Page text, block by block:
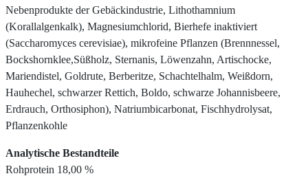
Nebenprodukte der Gebäckindustrie, Lithothamnium
(Korallalgenkalk), Magnesiumchlorid, Bierhefe inaktiviert
(Saccharomyces cerevisiae), mikrofeine Pflanzen (Brennnessel,
Bockshornklee,Süßholz, Sternanis, Löwenzahn, Artischocke,
Mariendistel, Goldrute, Berberitze, Schachtelhalm, Weißdorn,
Hauhechel, schwarzer Rettich, Boldo, schwarze Johannisbeere,
Erdrauch, Orthosiphon), Natriumbicarbonat, Fischhydrolysat,
Pflanzenkohle
Analytische Bestandteile
Rohprotein 18,00 %